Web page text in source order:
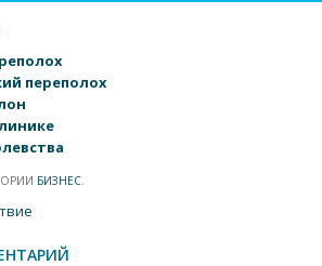
переполох
БИЗНЕС.